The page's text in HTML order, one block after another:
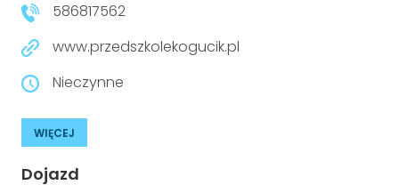
586817562
www.przedszkolekogucik.pl
Nieczynne
WIĘCEJ
Dojazd